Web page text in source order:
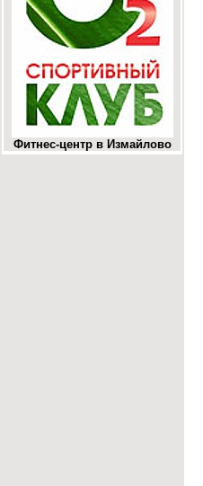
Фитнес-центр в Измайлово